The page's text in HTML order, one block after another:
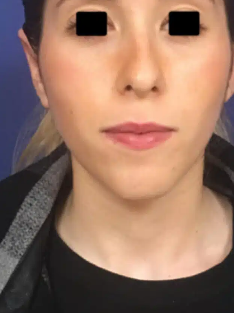
Zehava Ben yoram VIDEOGRAPHY - MICHAEL GELIKMAN